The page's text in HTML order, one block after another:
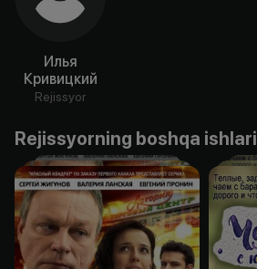
Илья
Кривицкий
Rejissyor
Rejissyorning boshqa ishlari